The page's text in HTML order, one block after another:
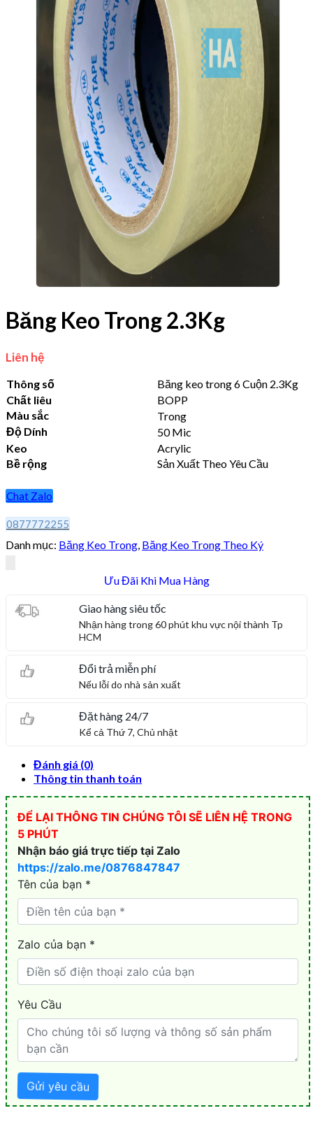
Băng Keo Trong 2.3Kg
Liên hệ
Thông số
Băng keo trong 6 Cuộn 2.3Kg
Chất liêu
BOPP
Màu sắc
Trong
Độ Dính
50 Mic
Keo
Acrylic
Bề rộng
Sản Xuất Theo Yêu Cầu
Chat Zalo
0877772255
Danh mục: Băng Keo Trong, Băng Keo Trong Theo Ký
Ưu Đãi Khi Mua Hàng
Giao hàng siêu tốc
Nhận hàng trong 60 phút khu vực nội thành Tp
HCM
Đổi trả miễn phí
Nếu lỗi do nhà sản xuất
Đặt hàng 24/7
Kể cả Thứ 7, Chủ nhật
Đánh giá (0)
Thông tin thanh toán